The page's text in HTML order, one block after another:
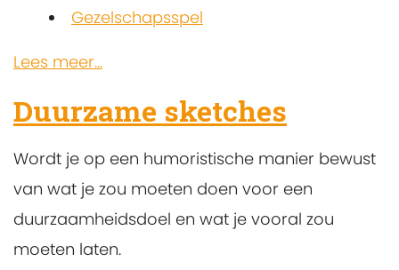
Gezelschapsspel
Lees meer...
Duurzame sketches
Wordt je op een humoristische manier bewust
van wat je zou moeten doen voor een
duurzaamheidsdoel en wat je vooral zou
moeten laten.